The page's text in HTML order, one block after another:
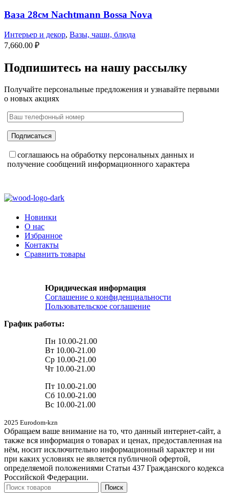
Ваза 28см Nachtmann Bossa Nova
Интерьер и декор, Вазы, чаши, блюда
7,660.00 ₽
Подпишитесь на нашу рассылку
Получайте персональные предложения и узнавайте первыми
о новых акциях
соглашаюсь на обработку персональных данных и
получение сообщений информационного характера
Новинки
О нас
Избранное
Контакты
Сравнить товары
Юридическая информация
Соглашение о конфиденциальности
Пользовательское соглашение
График работы:
Пн 10.00-21.00
Вт 10.00-21.00
Ср 10.00-21.00
Чт 10.00-21.00
Пт 10.00-21.00
Сб 10.00-21.00
Вс 10.00-21.00
2025 Eurodom-kzn
Обращаем ваше внимание на то, что данный интернет-сайт, а
также вся информация о товарах и ценах, предоставленная на
нём, носит исключительно информационный характер и ни
при каких условиях не является публичной офертой,
определяемой положениями Статьи 437 Гражданского кодекса
Российской Федерации.
Поиск